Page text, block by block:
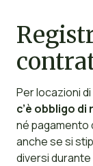
Per locazioni di
c’è obbligo
né pagamento
anche se si
diversi durante